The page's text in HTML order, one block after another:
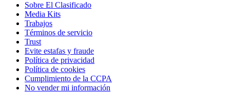
Sobre El Clasificado
Media Kits
Trabajos
Términos de servicio
Trust
Evite estafas y fraude
Política de privacidad
Política de cookies
Cumplimiento de la CCPA
No vender mi información